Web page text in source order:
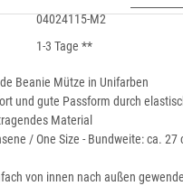
04024115-M2
1-3 Tage **
Beanie Mütze in Unifarben
und gute Passform durch
Material
/ One Size - Bundweite: ca. 27
von innen nach außen